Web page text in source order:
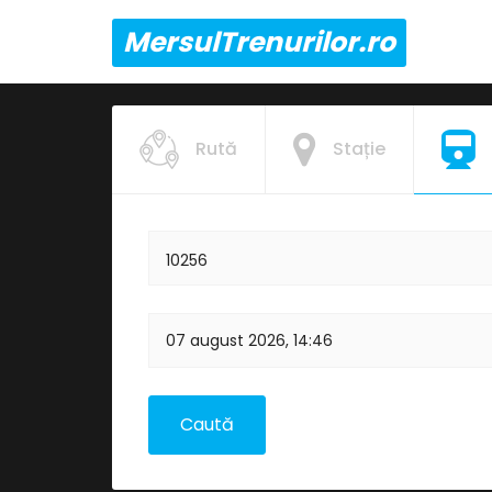
MersulTrenurilor.ro
Rută Stație
10256